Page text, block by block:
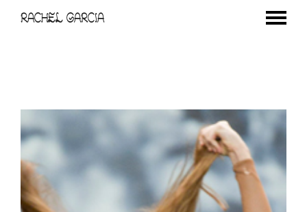
Le Sucre du printemps / Paris
RACHEL GARCIA